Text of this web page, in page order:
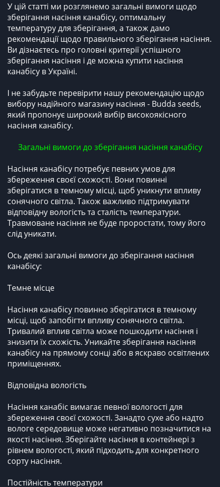
У цій статті ми розглянемо загальні вимоги щодо
зберігання насіння канабісу, оптимальну
температуру для зберігання, а також дамо
рекомендації щодо правильного зберігання насіння.
Ви дізнаєтесь про головні критерії успішного
зберігання насіння і де можна купити насіння
канабісу в Україні.
І не забудьте перевірити нашу рекомендацію щодо
вибору надійного магазину насіння - Budda seeds,
який пропонує широкий вибір високоякісного
насіння канабісу.
Загальні вимоги до зберігання насіння канабісу
Насіння канабісу потребує певних умов для
збереження своєї схожості. Вони повинні
зберігатися в темному місці, щоб уникнути впливу
сонячного світла. Також важливо підтримувати
відповідну вологість та сталість температури.
Травмоване насіння не буде проростати, тому його
слід уникати.
Ось деякі загальні вимоги до зберігання насіння
канабісу:
Темне місце
Насіння канабісу повинно зберігатися в темному
місці, щоб запобігти впливу сонячного світла.
Тривалий вплив світла може пошкодити насіння і
знизити їх схожість. Уникайте зберігання насіння
канабісу на прямому сонці або в яскраво освітлених
приміщеннях.
Відповідна вологість
Насіння канабіс вимагає певної вологості для
збереження своєї схожості. Занадто сухе або надто
вологе середовище може негативно позначитися на
якості насіння. Зберігайте насіння в контейнері з
рівнем вологості, який підходить для конкретного
сорту насіння.
Постійність температури